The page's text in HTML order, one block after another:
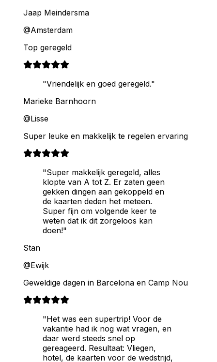
Jaap Meindersma
@Amsterdam
Top geregeld
"Vriendelijk en goed geregeld."
Marieke Barnhoorn
@Lisse
Super leuke en makkelijk te regelen ervaring
"Super makkelijk geregeld, alles
klopte van A tot Z. Er zaten geen
gekken dingen aan gekoppeld en
de kaarten deden het meteen.
Super fijn om volgende keer te
weten dat ik dit zorgeloos kan
doen!"
Stan
@Ewijk
Geweldige dagen in Barcelona en Camp Nou
"Het was een supertrip! Voor de
vakantie had ik nog wat vragen, en
daar werd steeds snel op
gereageerd. Resultaat: Vliegen,
hotel, de kaarten voor de wedstrijd,